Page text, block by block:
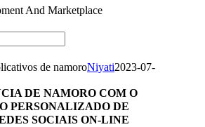
And Marketplace
de namoroNiyati2023-07-
DE NAMORO COM O
PERSONALIZADO DE
SOCIAIS ON-LINE